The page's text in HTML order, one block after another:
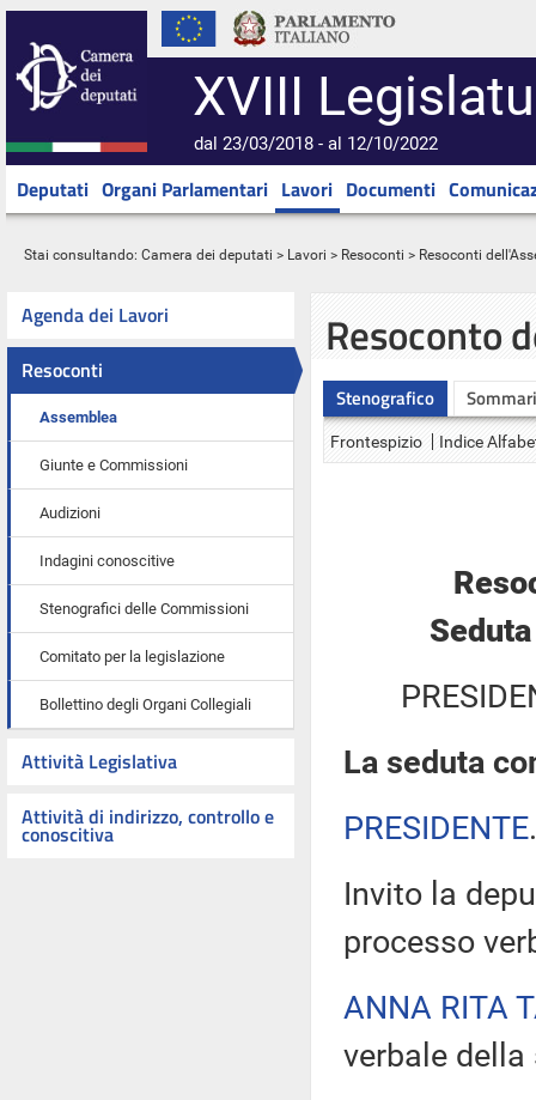
XVIII
dal 23/03/2018 - al 12/10/2022
Deputati Organi Parlamentari Lavori Documenti
Stai consultando: Camera dei deputati > Lavori > Resoconti > Resoconti
Agenda dei Lavori
Resoconti
Assemblea
Giunte e Commissioni
Audizioni
Indagini conoscitive
Stenografici delle Commissioni
Comitato per la legislazione
Bollettino degli Organi Collegiali
Attività Legislativa
Attività di indirizzo, controllo e
conoscitiva
Resoconto
Stenografico
Frontespizio Indice
La seduta
PRESIDENTE
Invito la
processo
ANNA RITA
verbale